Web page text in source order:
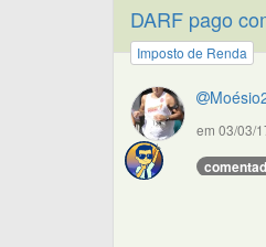
DARF pago
Imposto de Renda
em 03/03/